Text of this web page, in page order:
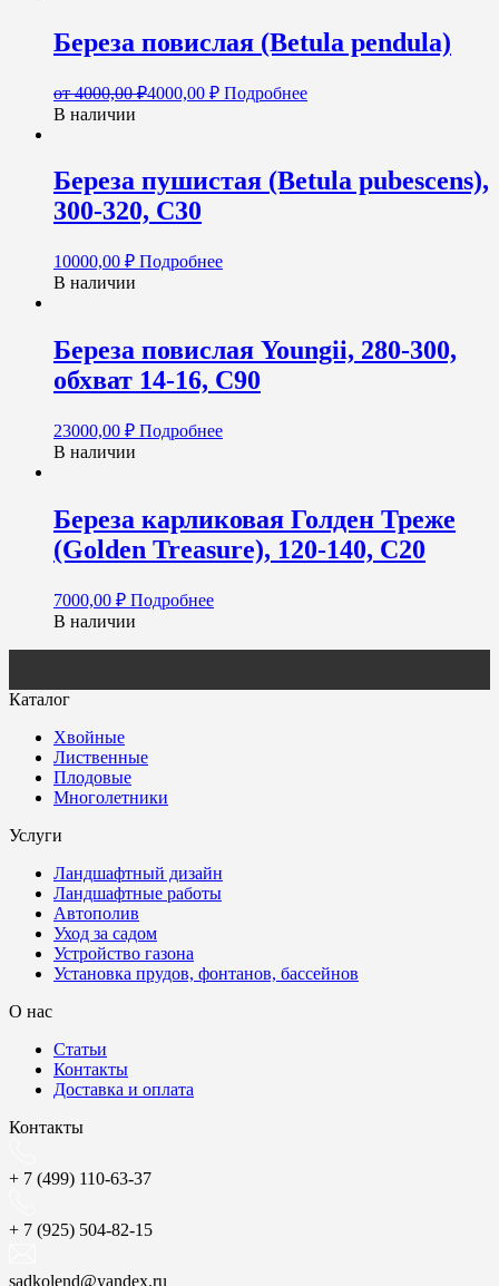
Береза повислая (Betula pendula)
от4000,00₽4000,00 ₽ Подробнее
В наличии
Береза пушистая (Betula pubescens),
300-320, С30
10000,00 ₽ Подробнее
В наличии
Береза повислая Youngii, 280-300,
обхват 14-16, С90
23000,00 ₽ Подробнее
В наличии
Береза карликовая Голден Треже
(Golden Treasure), 120-140, С20
7000,00 ₽ Подробнее
В наличии
Каталог
Хвойные
Лиственные
Плодовые
Многолетники
Услуги
Ландшафтный дизайн
Ландшафтные работы
Автополив
Уход за садом
Устройство газона
Установка прудов, фонтанов, бассейнов
О нас
Статьи
Контакты
Доставка и оплата
Контакты
+ 7 (499) 110-63-37
+ 7 (925) 504-82-15
sadkolend@yandex.ru